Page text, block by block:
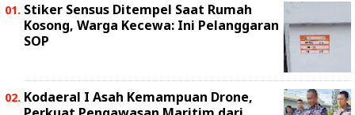
Stiker Sensus Ditempel Saat Rumah
Kosong, Warga Kecewa: Ini Pelanggaran
SOP
Kodaeral I Asah Kemampuan Drone,